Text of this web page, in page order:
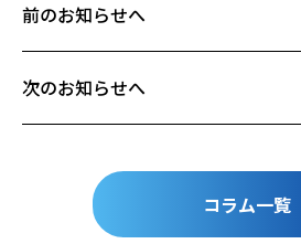
前のお知らせへ
次のお知らせへ
コラム一覧